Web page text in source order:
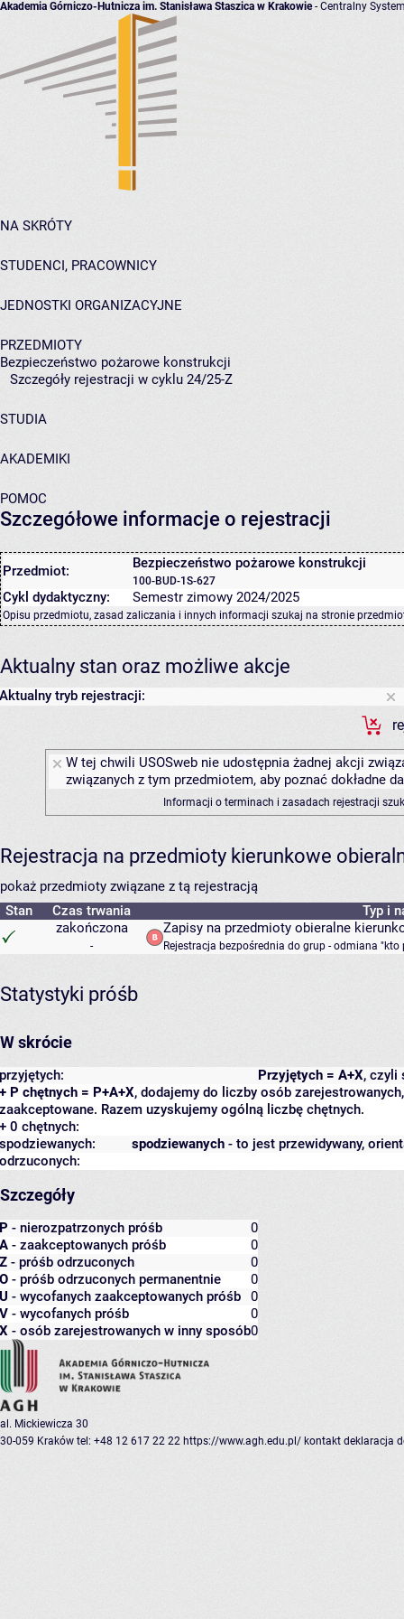
Akademia Górniczo-Hutnicza im. Stanisława Staszica w Krakowie- Centralny
NA SKRÓTY
STUDENCI, PRACOWNICY
JEDNOSTKI ORGANIZACYJNE
PRZEDMIOTY
Bezpieczeństwo pożarowe konstrukcji
Szczegóły rejestracji w cyklu 24/25-Z
STUDIA
AKADEMIKI
POMOC
Szczegółowe informacje o rejestracji
Przedmiot: Bezpieczeństwo pożarowe konstrukcji
100-BUD-1S-627
Cykl dydaktyczny: Semestr zimowy 2024/2025
Opisu przedmiotu, zasad zaliczania i innych informacji szukaj na stronie
Aktualny stan oraz możliwe akcje
Aktualny tryb rejestracji:
W tej chwili USOSweb nie udostępnia żadnej akcji
związanych z tym przedmiotem, aby poznać dokładne
Informacji o terminach i zasadach rejestracji
Rejestracja na przedmioty kierunkowe
pokaż przedmioty związane z tą rejestracją
Stan
Czas trwania
Typ i
zakończona
-
Zapisy na przedmioty obieralne
Rejestracja bezpośrednia do grup - odmiana "kto
Statystyki próśb
W skrócie
Przyjętych = A+X, czyli
przyjętych:
+ P chętnych = P+A+X, dodajemy do liczby osób
zaakceptowane. Razem uzyskujemy ogólną liczbę chętnych.
+ 0 chętnych:
spodziewanych - to jest przewidywany,
spodziewanych:
odrzuconych:
Szczegóły
P - nierozpatrzonych próśb
0
A - zaakceptowanych próśb
0
Z - próśb odrzuconych
0
O - próśb odrzuconych permanentnie
0
U - wycofanych zaakceptowanych próśb
0
V - wycofanych próśb
0
X - osób zarejestrowanych w inny sposób0
al. Mickiewicza 30
30-059 Kraków tel: +48 12 617 22 22 https://www.agh.edu.pl/ kontakt deklaracja